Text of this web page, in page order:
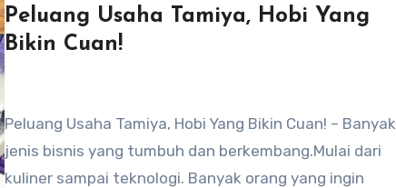
Peluang Usaha Tamiya, Hobi Yang
Bikin Cuan!
Peluang Usaha Tamiya, Hobi Yang Bikin Cuan! – Banyak
jenis bisnis yang tumbuh dan berkembang.Mulai dari
kuliner sampai teknologi. Banyak orang yang ingin